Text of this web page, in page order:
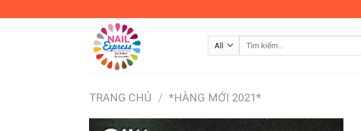
TRANG CHỦ / *HÀNG MỚI 2021*